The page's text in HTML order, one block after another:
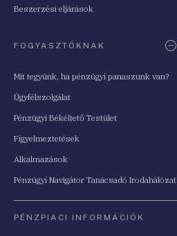
Beszerzési eljárások
FOGYASZTÓKNAK
Mit tegyünk, ha pénzügyi panaszunk van?
Ügyfélszolgálat
Pénzügyi Békéltető Testület
Figyelmeztetések
Alkalmazások
Pénzügyi Navigátor Tanácsadó Irodahálózat
PÉNZPIACI INFORMÁCIÓK